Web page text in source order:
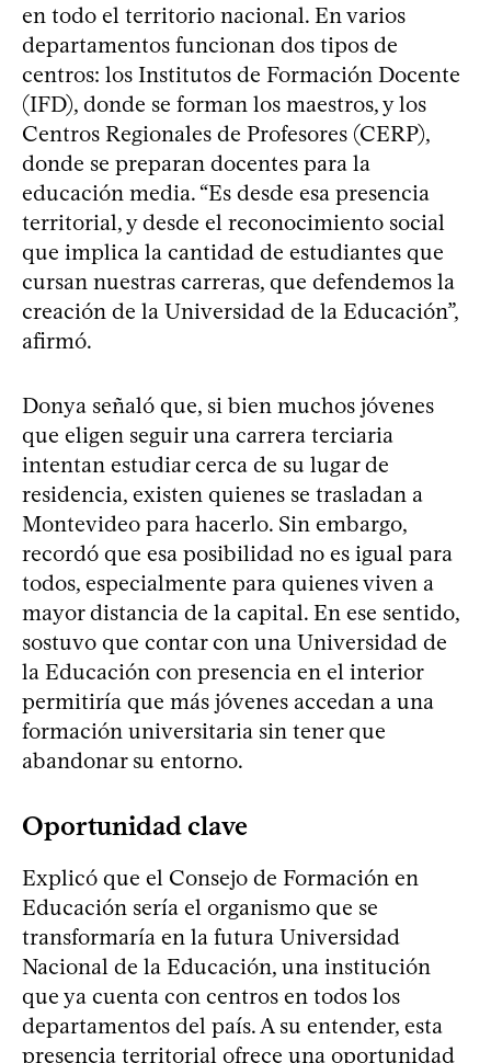
en todo el territorio nacional. En varios
departamentos funcionan dos tipos de
centros: los Institutos de Formación Docente
(IFD), donde se forman los maestros, y los
Centros Regionales de Profesores (CERP),
donde se preparan docentes para la
educación media. “Es desde esa presencia
territorial, y desde el reconocimiento social
que implica la cantidad de estudiantes que
cursan nuestras carreras, que defendemos la
creación de la Universidad de la Educación”,
afirmó.
Donya señaló que, si bien muchos jóvenes
que eligen seguir una carrera terciaria
intentan estudiar cerca de su lugar de
residencia, existen quienes se trasladan a
Montevideo para hacerlo. Sin embargo,
recordó que esa posibilidad no es igual para
todos, especialmente para quienes viven a
mayor distancia de la capital. En ese sentido,
sostuvo que contar con una Universidad de
la Educación con presencia en el interior
permitiría que más jóvenes accedan a una
formación universitaria sin tener que
abandonar su entorno.
Oportunidad clave
Explicó que el Consejo de Formación en
Educación sería el organismo que se
transformaría en la futura Universidad
Nacional de la Educación, una institución
que ya cuenta con centros en todos los
departamentos del país. A su entender, esta
presencia territorial ofrece una oportunidad